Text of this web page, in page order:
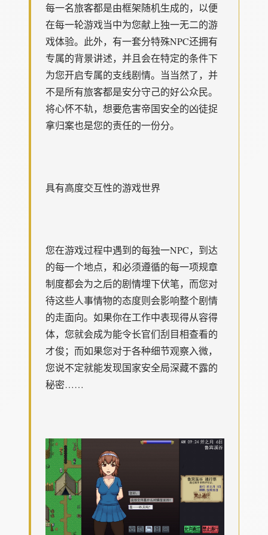
每一名旅客都是由框架随机生成的，以便
在每一轮游戏当中为您献上独一无二的游
戏体验。此外，有一套分特殊NPC还拥有
专属的背景讲述，并且会在特定的条件下
为您开启专属的支线剧情。当当然了，并
不是所有旅客都是安分守己的好公众民。
将心怀不轨，想要危害帝国安全的凶徒捉
拿归案也是您的责任的一份分。
具有高度交互性的游戏世界
您在游戏过程中遇到的每独一NPC，到达
的每一个地点，和必须遵循的每一项规章
制度都会为之后的剧情埋下伏笔，而您对
待这些人事情物的态度则会影响整个剧情
的走面向。如果你在工作中表现得从容得
体，您就会成为能令长官们刮目相查看的
才俊；而如果您对于各种细节观察入微，
您说不定就能发现国家安全局深藏不露的
秘密……